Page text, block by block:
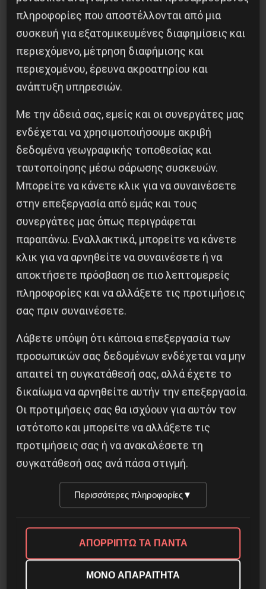
Κοινοποίησε το:
Προηγούμενο:Αλληλεγγύη στον Γιάννη Καυκά
Επόμενο: ΠΕΝΕΝ: Τα κρούσματα επιβεβαιώνουν
την ανεπάρκεια μέτρων
Δημοφιλή Άρθρα
Βλαντίμιρ Τριανταφίλοφ: ο Ελληνοπόντιος
στρατιωτικός εγκέφαλος του Κόκκινου
Στρατού
8 Αυγούστου 2026
Η Eπανάσταση της 19 Ιουλίου 1936 στην
πληροφορίες που αποστέλλονται από μια
συσκευή για εξατομικευμένες διαφημίσεις και
περιεχόμενο, μέτρηση διαφήμισης και
περιεχομένου, έρευνα ακροατηρίου και
ανάπτυξη υπηρεσιών.
Με την άδειά σας, εμείς και οι συνεργάτες μας
ενδέχεται να χρησιμοποιήσουμε ακριβή
δεδομένα γεωγραφικής τοποθεσίας και
ταυτοποίησης μέσω σάρωσης συσκευών.
Μπορείτε να κάνετε κλικ για να συναινέσετε
στην επεξεργασία από εμάς και τους
συνεργάτες μας όπως περιγράφεται
παραπάνω. Εναλλακτικά, μπορείτε να κάνετε
κλικ για να αρνηθείτε να συναινέσετε ή να
αποκτήσετε πρόσβαση σε πιο λεπτομερείς
πληροφορίες και να αλλάξετε τις προτιμήσεις
σας πριν συναινέσετε.
Λάβετε υπόψη ότι κάποια επεξεργασία των
προσωπικών σας δεδομένων ενδέχεται να μην
απαιτεί τη συγκατάθεσή σας, αλλά έχετε το
δικαίωμα να αρνηθείτε αυτήν την επεξεργασία.
Οι προτιμήσεις σας θα ισχύουν για αυτόν τον
ιστότοπο και μπορείτε να αλλάξετε τις
προτιμήσεις σας ή να ανακαλέσετε τη
συγκατάθεσή σας ανά πάσα στιγμή.
Περισσότερες πληροφορίες▼
ΑΠΟΡΡΙΠΤΩ ΤΑ ΠΑΝΤΑ
ΜΟΝΟ ΑΠΑΡΑΙΤΗΤΑ